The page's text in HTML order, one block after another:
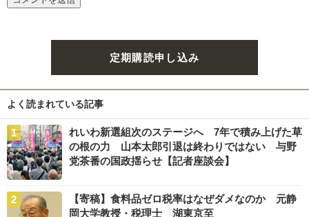
定期購読申し込み
よく読まれている記事
れいわ新選組次のステージへ 7年で積み上げた草
の根の力 山本太郎引退は終わりではない 与野
党茶番の国政揺らせ【記者座談会】
【寄稿】食料品ゼロ税率はなぜダメなのか 元静
岡大学教授・税理士 湖東京至